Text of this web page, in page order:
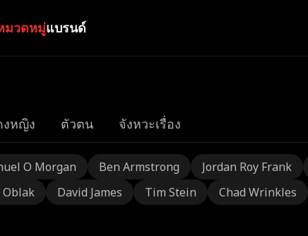
มวดหมู่แบรนด์
หญิง ตัวตน จังหวะเรื่อง
O Morgan Ben Armstrong Jordan Roy Frank
Oblak David James Tim Stein Chad Wrinkles